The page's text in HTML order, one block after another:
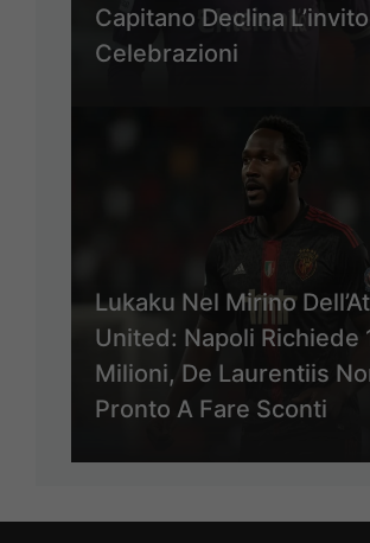
Capitano Declina
Celebrazioni
Lukaku Nel Mirino
United: Napoli Richiede
Milioni, De Laurentiis
Pronto A Fare Sconti